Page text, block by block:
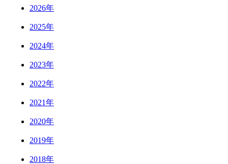
2026年
2025年
2024年
2023年
2022年
2021年
2020年
2019年
2018年